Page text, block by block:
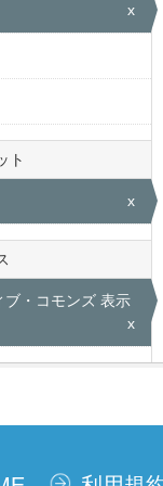
x
ト
x
ブ・コモンズ 表示
x